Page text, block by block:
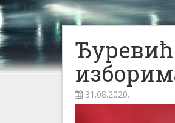
Ђуревић
31.08.2020.